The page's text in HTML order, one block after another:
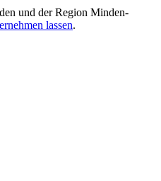
und der Region Minden-
lassen.